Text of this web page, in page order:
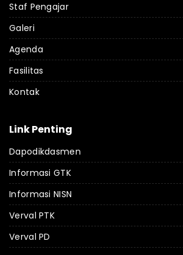
Staf Pengajar
Galeri
Agenda
Fasilitas
Kontak
Link Penting
Dapodikdasmen
Informasi GTK
Informasi NISN
Verval PTK
Verval PD